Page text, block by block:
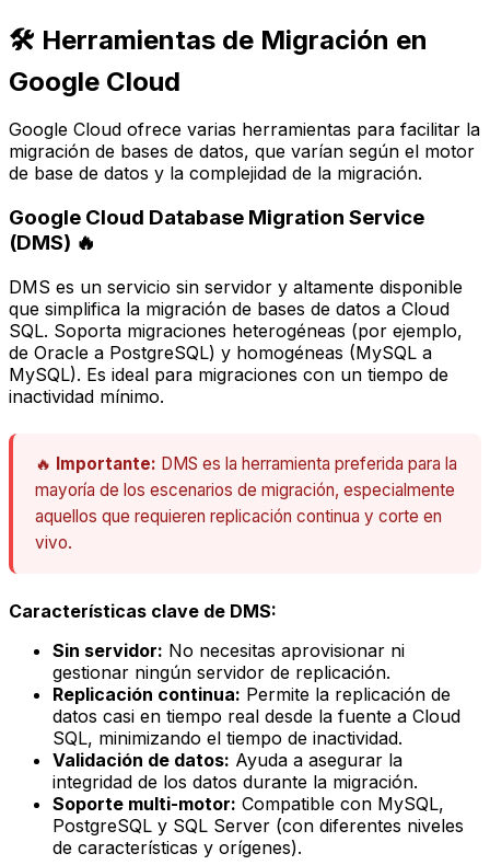
🛠️ Herramientas de Migración en
Google Cloud
Google Cloud ofrece varias herramientas para facilitar la
migración de bases de datos, que varían según el motor
de base de datos y la complejidad de la migración.
Google Cloud Database Migration Service
(DMS) 🔥
DMS es un servicio sin servidor y altamente disponible
que simplifica la migración de bases de datos a Cloud
SQL. Soporta migraciones heterogéneas (por ejemplo,
de Oracle a PostgreSQL) y homogéneas (MySQL a
MySQL). Es ideal para migraciones con un tiempo de
inactividad mínimo.
🔥 Importante: DMS es la herramienta preferida para la
mayoría de los escenarios de migración, especialmente
aquellos que requieren replicación continua y corte en
vivo.
Características clave de DMS:
Sin servidor: No necesitas aprovisionar ni
gestionar ningún servidor de replicación.
Replicación continua: Permite la replicación de
datos casi en tiempo real desde la fuente a Cloud
SQL, minimizando el tiempo de inactividad.
Validación de datos: Ayuda a asegurar la
integridad de los datos durante la migración.
Soporte multi-motor: Compatible con MySQL,
PostgreSQL y SQL Server (con diferentes niveles
de características y orígenes).